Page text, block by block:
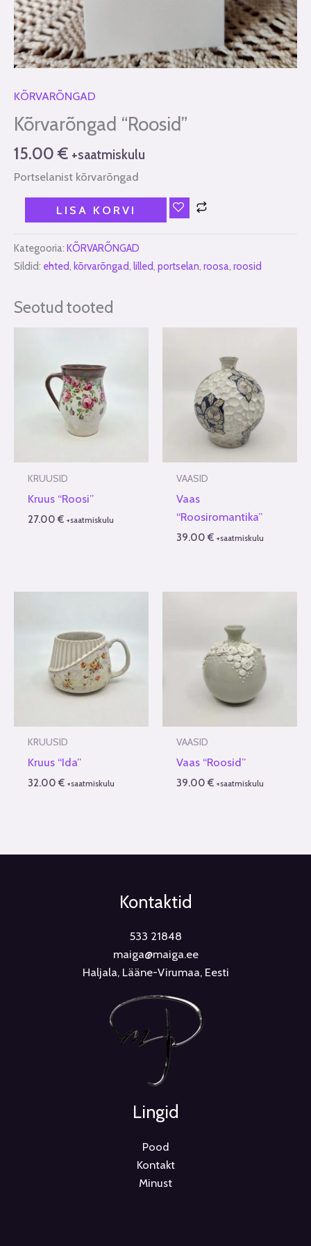
KÕRVARÕNGAD
Kõrvarõngad “Roosid”
15.00 € +saatmiskulu
Portselanist kõrvarõngad
LISA KORVI
Kategooria: KÕRVARÕNGAD
Sildid: ehted, kõrvarõngad, lilled, portselan, roosa, roosid
Seotud tooted
KRUUSID
Kruus “Roosi”
27.00€ +saatmiskulu
VAASID
Vaas
“Roosiromantika”
39.00€ +saatmiskulu
KRUUSID
Kruus “Ida”
32.00€ +saatmiskulu
VAASID
Vaas “Roosid”
39.00€ +saatmiskulu
Kontaktid
533 21848
maiga@maiga.ee
Haljala, Lääne-Virumaa, Eesti
Lingid
Pood
Kontakt
Minust